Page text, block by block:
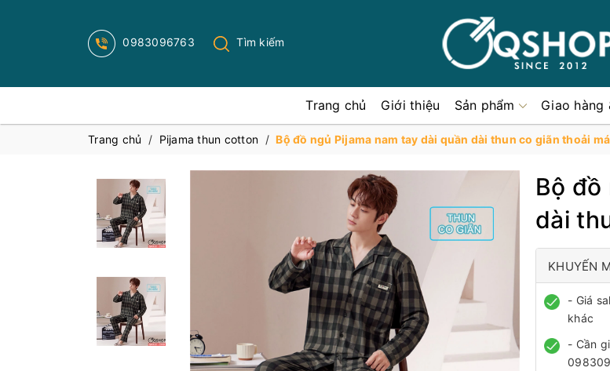
0983096763 Tìm kiếm
Trang chủ Giới thiệu Sản phẩm Giao hàng
Trang chủ / Pijama thun cotton / Bộ đồ ngủ Pijama nam tay dài quần dài thun co giãn thoải
Bộ đồ
dài
KHUYẾN
- Giá
khác
- Cần